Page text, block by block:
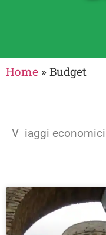
Home » Budget
V iaggi economici